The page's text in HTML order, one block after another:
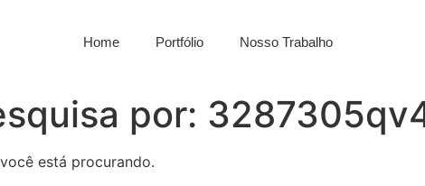
Home Portfólio Nosso Trabalho
por:
está procurando.